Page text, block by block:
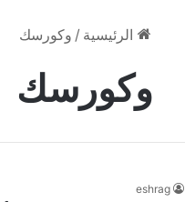
الرئيسية / وكورسك
وكورسك
eshrag